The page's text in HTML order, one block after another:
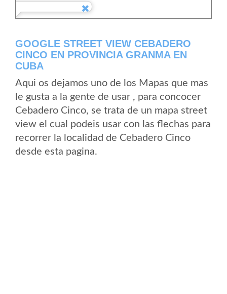
GOOGLE STREET VIEW CEBADERO
CINCO EN PROVINCIA GRANMA EN
CUBA
Aqui os dejamos uno de los Mapas que mas
le gusta a la gente de usar , para concocer
Cebadero Cinco, se trata de un mapa street
view el cual podeis usar con las flechas para
recorrer la localidad de Cebadero Cinco
desde esta pagina.